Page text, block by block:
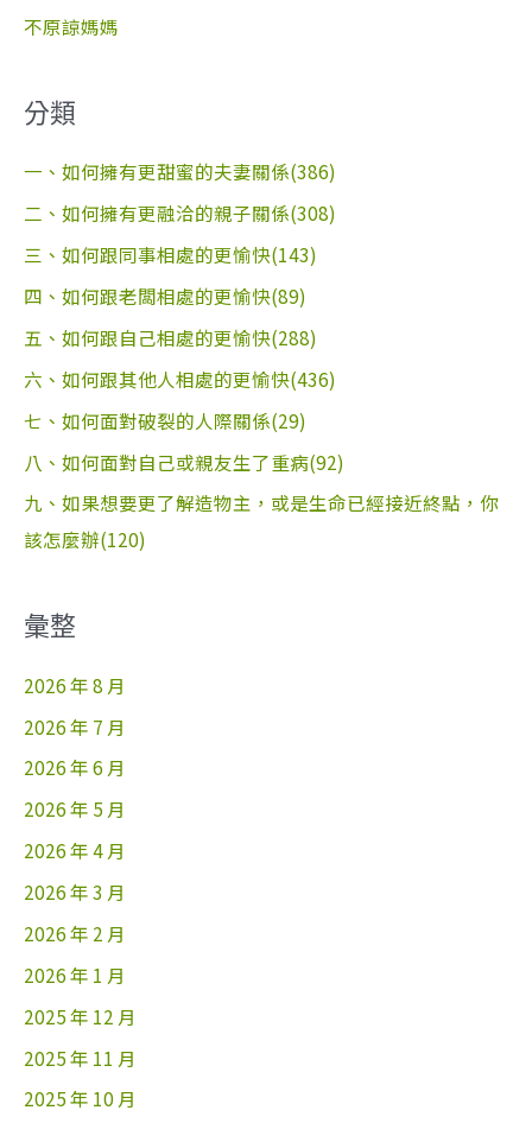
不原諒媽媽
分類
一、如何擁有更甜蜜的夫妻關係(386)
二、如何擁有更融洽的親子關係(308)
三、如何跟同事相處的更愉快(143)
四、如何跟老闆相處的更愉快(89)
五、如何跟自己相處的更愉快(288)
六、如何跟其他人相處的更愉快(436)
七、如何面對破裂的人際關係(29)
八、如何面對自己或親友生了重病(92)
九、如果想要更了解造物主，或是生命已經接近終點，你
該怎麼辦(120)
彙整
2026 年 8 月
2026 年 7 月
2026 年 6 月
2026 年 5 月
2026 年 4 月
2026 年 3 月
2026 年 2 月
2026 年 1 月
2025 年 12 月
2025 年 11 月
2025 年 10 月